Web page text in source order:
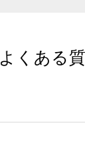
よくある